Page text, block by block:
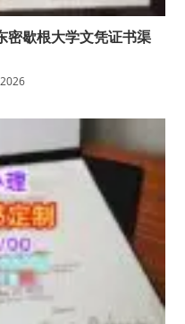
密歇根大学文凭证书渠